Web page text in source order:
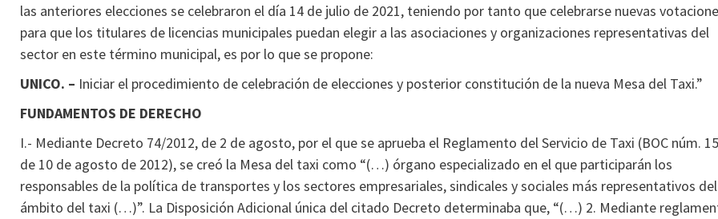
las anteriores elecciones se celebraron el día 14 de julio de 2021, teniendo por tanto que celebrarse nuevas
para que los titulares de licencias municipales puedan elegir a las asociaciones y organizaciones representativas del
sector en este término municipal, es por lo que se propone:
UNICO. – Iniciar el procedimiento de celebración de elecciones y posterior constitución de la nueva Mesa del Taxi.”
FUNDAMENTOS DE DERECHO
I.- Mediante Decreto 74/2012, de 2 de agosto, por el que se aprueba el Reglamento del Servicio de Taxi (BOC núm.
de 10 de agosto de 2012), se creó la Mesa del taxi como “(…) órgano especializado en el que participarán los
responsables de la política de transportes y los sectores empresariales, sindicales y sociales más representativos del
ámbito del taxi (…)”. La Disposición Adicional única del citado Decreto determinaba que, “(…) 2. Mediante